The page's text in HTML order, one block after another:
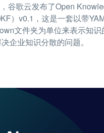
谷歌云发布了Open
）v0.1，这是一套以带
文件夹为单位来表示知
企业知识分散的问题。